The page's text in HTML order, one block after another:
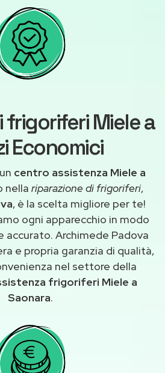
frigoriferi Miele a
Economici
centro assistenza Miele a
nella riparazione di frigoriferi,
, è la scelta migliore per te!
ogni apparecchio in modo
Archimede Padova
e propria garanzia di qualità,
nel settore della
frigoriferi Miele a
Saonara.